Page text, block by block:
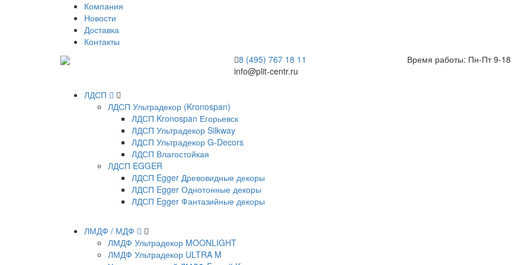
Компания
Новости
Доставка
Контакты
8 (495) 767 18 11
info@plit-centr.ru
Время работы: Пн-Пт 9-18
ЛДСП
ЛДСП Ультрадекор (Kronospan)
ЛДСП Kronospan Егорьевск
ЛДСП Ультрадекор Silkway
ЛДСП Ультрадекор G-Decors
ЛДСП Влагостойкая
ЛДСП EGGER
ЛДСП Egger Древовидные декоры
ЛДСП Egger Однотонные декоры
ЛДСП Egger Фантазийные декоры
ЛМДФ / МДФ
ЛМДФ Ультрадекор MOONLIGHT
ЛМДФ Ультрадекор ULTRA M